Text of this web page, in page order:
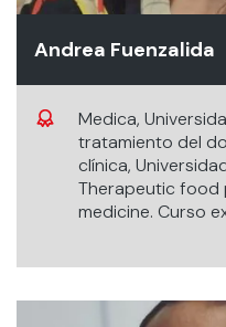
Andrea Fuenzalida
Medica,
tratamiento del
clínica,
Therapeutic food
medicine. Curso